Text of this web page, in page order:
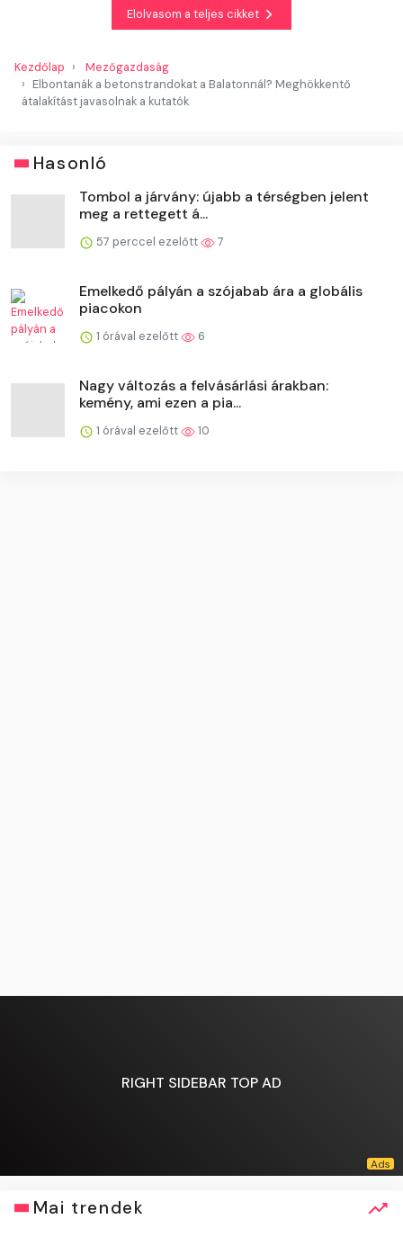
Elolvasom a teljes cikket
Kezdőlap
Mezőgazdaság
Elbontanák a betonstrandokat a Balatonnál? Meghökkentő
átalakítást javasolnak a kutatók
Hasonló
Tombol a járvány: újabb a térségben jelent
meg a rettegett á...
57 perccel ezelőtt 7
Emelkedő pályán a szójabab ára a globális
piacokon
1 órával ezelőtt 6
Nagy változás a felvásárlási árakban:
kemény, ami ezen a pia...
1 órával ezelőtt 10
RIGHT SIDEBAR TOP AD
Mai trendek